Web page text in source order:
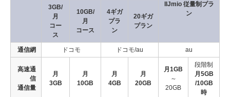
IIJmio 従量制プラ
ン
3GB/
月
コー
ス
10GB/
月
コース
4ギガ
プラ
ン
20ギガ
プラン
通信網 ドコモ ドコモ/au au
高速通
信
通信量
月
3GB
月
10GB
月
4GB
月
20GB
月1GB
～
20GB
段階制
月5GB
/10GB
時